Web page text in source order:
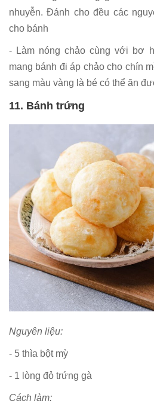
nhuyễn. Đánh cho đều các
cho bánh
- Làm nóng chảo cùng với bơ
mang bánh đi áp chảo cho chín
sang màu vàng là bé có thể ăn
11. Bánh trứng
Nguyên liệu:
- 5 thìa bột mỳ
- 1 lòng đỏ trứng gà
Cách làm: